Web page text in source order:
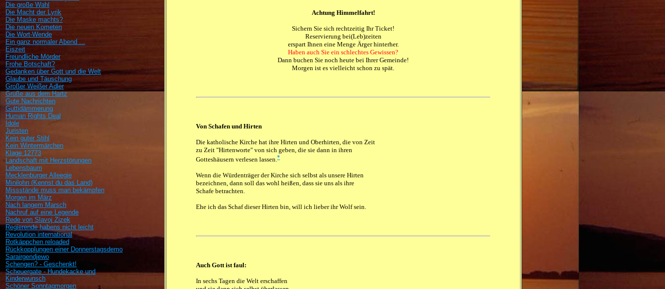
Die große Wahl
Die Macht der Lyrik
Die Maske machts?
Die neuen Kometen
Die Wort-Wende
Ein ganz normaler Abend ...
Eiszeit
Freundliche Mörder
Frohe Botschaft?
Gedanken über Gott und die Welt
Glaube und Täuschung
Großer Weißer Adler
Grüße aus dem Hartz
Gute Nachrichten
Guttidämmerung
Human Rights Deal
Idole
Juristen
Kein guter Stihl
Kein Wintermärchen
Klage 12773
Landschaft mit Herzstörungen
Lebensbaum
Mecklenburger Alleegie
Minilohn (Kennst du das Land)
Missstände muss man bekämpfen
Morgen im März
Nach langem Marsch
Nachruf auf eine Legende
Rede von Slavoj Zizek
Regierende habens nicht leicht
Revolution international
Rotkäppchen reloaded
Rückkopplungen einer Donnerstagsdemo
Sarairgendjewo
Schengen? - Geschenkt!
Scheuergate - Hundekacke und
Kinderwunsch
Schöner Sonntagmorgen
Achtung Himmelfahrt!
Sichern Sie sich rechtzeitig Ihr Ticket!
Reservierung bei(Leb)zeiten
erspart Ihnen eine Menge Ärger hinterher.
Haben auch Sie ein schlechtes Gewissen?
Dann buchen Sie noch heute bei Ihrer Gemeinde!
Morgen ist es vielleicht schon zu spät.
Von Schafen und Hirten
Die katholische Kirche hat ihre Hirten und Oberhirten, die von Zeit
zu Zeit "Hirtenworte" von sich geben, die sie dann in ihren
Gotteshäusern verlesen lassen.*
Wenn die Würdenträger der Kirche sich selbst als unsere Hirten
bezeichnen, dann soll das wohl heißen, dass sie uns als ihre
Schafe betrachten.
Ehe ich das Schaf dieser Hirten bin, will ich lieber ihr Wolf sein.
Auch Gott ist faul:
In sechs Tagen die Welt erschaffen